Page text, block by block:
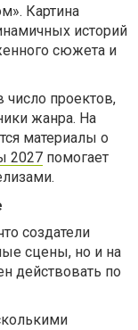
Картина
историй
сюжета и
число проектов,
жанра. На
материалы о
2027 помогает
создатели
сцены, но и на
действовать по